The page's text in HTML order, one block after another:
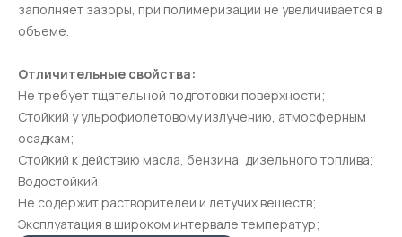
заполняет зазоры, при полимеризации не увеличивается в
объеме.
Отличительные свойства:
Не требует тщательной подготовки поверхности;
Стойкий у ульрофиолетовому излучению, атмосферным
осадкам;
Стойкий к действию масла, бензина, дизельного топлива;
Водостойкий;
Не содержит растворителей и летучих веществ;
Эксплуатация в широком интервале температур;